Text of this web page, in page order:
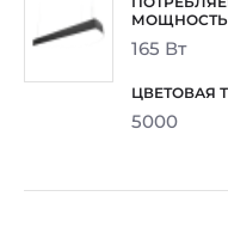
165 Вт
5000